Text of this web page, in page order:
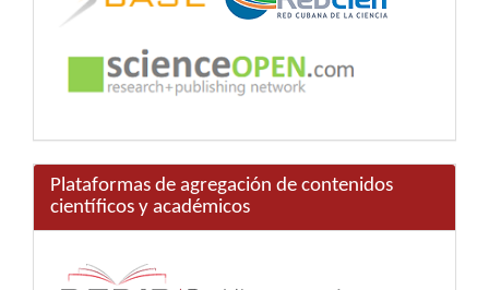
Plataformas de agregación de contenidos
científicos y académicos